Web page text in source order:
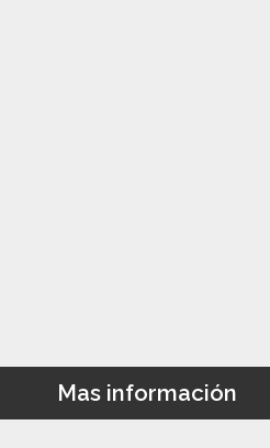
Mas información